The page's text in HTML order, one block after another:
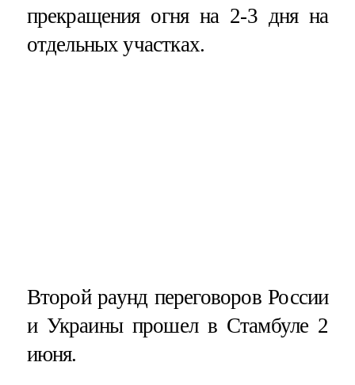
прекращения огня на 2-3 дня на
отдельных участках.
Второй раунд переговоров России
и Украины прошел в Стамбуле 2
июня.